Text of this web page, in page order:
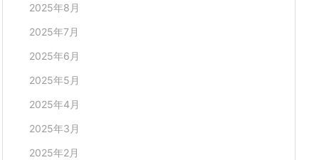
2025年8月
2025年7月
2025年6月
2025年5月
2025年4月
2025年3月
2025年2月